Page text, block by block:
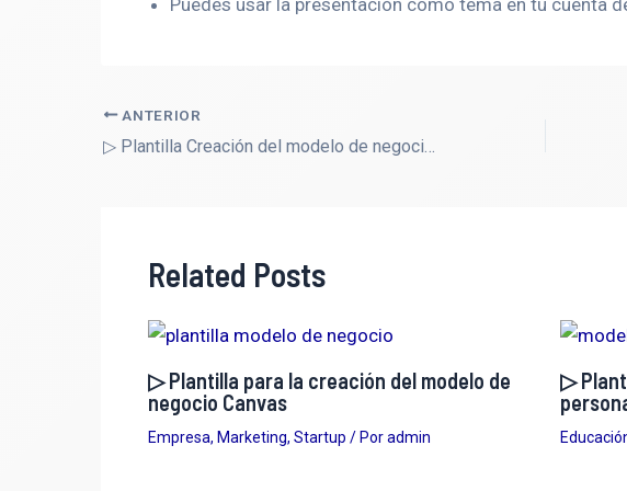
ANTERIOR
Related Posts
▷ Plantilla para la creación del modelo de
negocio Canvas
Empresa, Marketing, Startup / Poradmin
▷